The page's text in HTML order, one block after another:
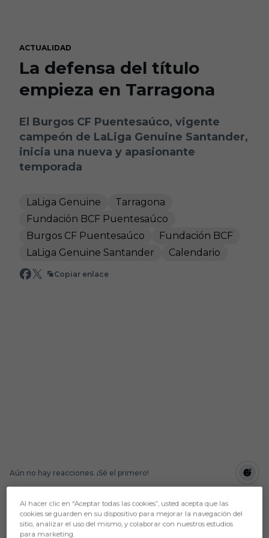
ACTUALIDAD
La defensa del título
empieza en Tarragona
El Burgos CF Puentesaúco, vigente
campeón de LaLiga Genuine Santander,
inicia una nueva y apasionante
temporada
LaLiga Genuine
Tarragona
Fundación BCF Puentesaúco
Burgos CF Puentesaúco
Fundación BCF
LaLiga Genuine Santander
Calendario
Copiar enlace
Aún no hay reacciones. ¡Sé el primero!
ella, el espectáculo, la emoción, el esfuerzo y la
superación de los más de 1.000 jugadores,
jugadoras y cuerpos técnicos pertenecientes a los
Al hacer clic en “Aceptar todas las cookies”, usted acepta que las
cookies se guarden en su dispositivo para mejorar la navegación del
sitio, analizar el uso del mismo, y colaborar con nuestros estudios
para marketing.